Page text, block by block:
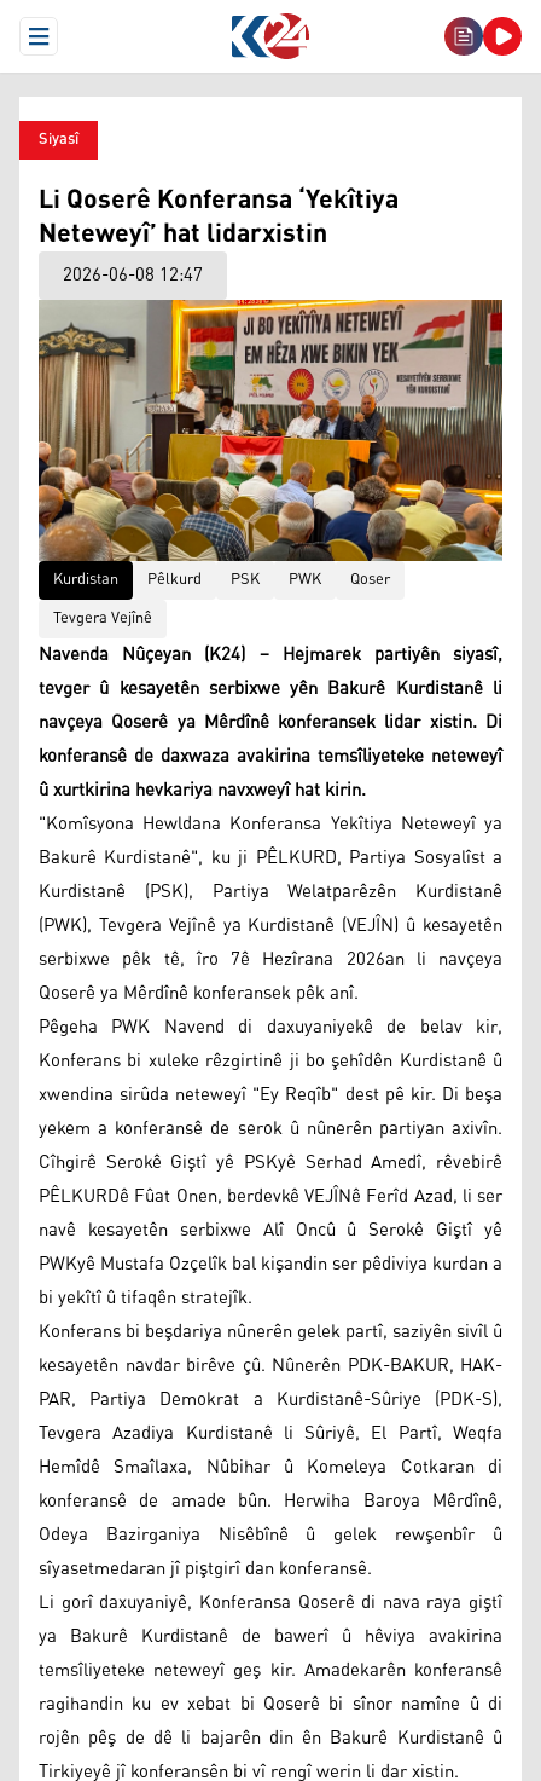
Open Menu
Siyasî
Li Qoserê Konferansa ‘Yekîtiya
Neteweyî’ hat lidarxistin
2026-06-08 12:47
Kurdistan Pêlkurd PSK PWK
Qoser
Tevgera Vejînê
Navenda Nûçeyan (K24) – Hejmarek partiyên siyasî,
tevger û kesayetên serbixwe yên Bakurê Kurdistanê li
navçeya Qoserê ya Mêrdînê konferansek lidar xistin. Di
konferansê de daxwaza avakirina temsîliyeteke neteweyî
û xurtkirina hevkariya navxweyî hat kirin.
"Komîsyona Hewldana Konferansa Yekîtiya Neteweyî ya
Bakurê Kurdistanê", ku ji PÊLKURD, Partiya Sosyalîst a
Kurdistanê (PSK), Partiya Welatparêzên Kurdistanê
(PWK), Tevgera Vejînê ya Kurdistanê (VEJÎN) û kesayetên
serbixwe pêk tê, îro 7ê Hezîrana 2026an li navçeya
Qoserê ya Mêrdînê konferansek pêk anî.
Pêgeha PWK Navend di daxuyaniyekê de belav kir,
Konferans bi xuleke rêzgirtinê ji bo şehîdên Kurdistanê û
xwendina sirûda neteweyî "Ey Reqîb" dest pê kir. Di beşa
yekem a konferansê de serok û nûnerên partiyan axivîn.
Cîhgirê Serokê Giştî yê PSKyê Serhad Amedî, rêvebirê
PÊLKURDê Fûat Onen, berdevkê VEJÎNê Ferîd Azad, li ser
navê kesayetên serbixwe Alî Oncû û Serokê Giştî yê
PWKyê Mustafa Ozçelîk bal kişandin ser pêdiviya kurdan a
bi yekîtî û tifaqên stratejîk.
Konferans bi beşdariya nûnerên gelek partî, saziyên sivîl û
kesayetên navdar birêve çû. Nûnerên PDK-BAKUR, HAK-
PAR, Partiya Demokrat a Kurdistanê-Sûriye (PDK-S),
Tevgera Azadiya Kurdistanê li Sûriyê, El Partî, Weqfa
Hemîdê Smaîlaxa, Nûbihar û Komeleya Cotkaran di
konferansê de amade bûn. Herwiha Baroya Mêrdînê,
Odeya Bazirganiya Nisêbînê û gelek rewşenbîr û
sîyasetmedaran jî piştgirî dan konferansê.
Li gorî daxuyaniyê, Konferansa Qoserê di nava raya giştî
ya Bakurê Kurdistanê de bawerî û hêviya avakirina
temsîliyeteke neteweyî geş kir. Amadekarên konferansê
ragihandin ku ev xebat bi Qoserê bi sînor namîne û di
rojên pêş de dê li bajarên din ên Bakurê Kurdistanê û
Tirkiyeyê jî konferansên bi vî rengî werin li dar xistin.